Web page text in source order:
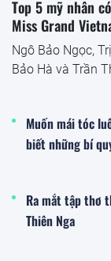
Top 5 mỹ nhân
Miss Grand
Ngô Bảo Ngọc,
Bảo Hà và Trần
Muốn mái tóc
biết những bí
Ra mắt tập thơ
Thiên Nga